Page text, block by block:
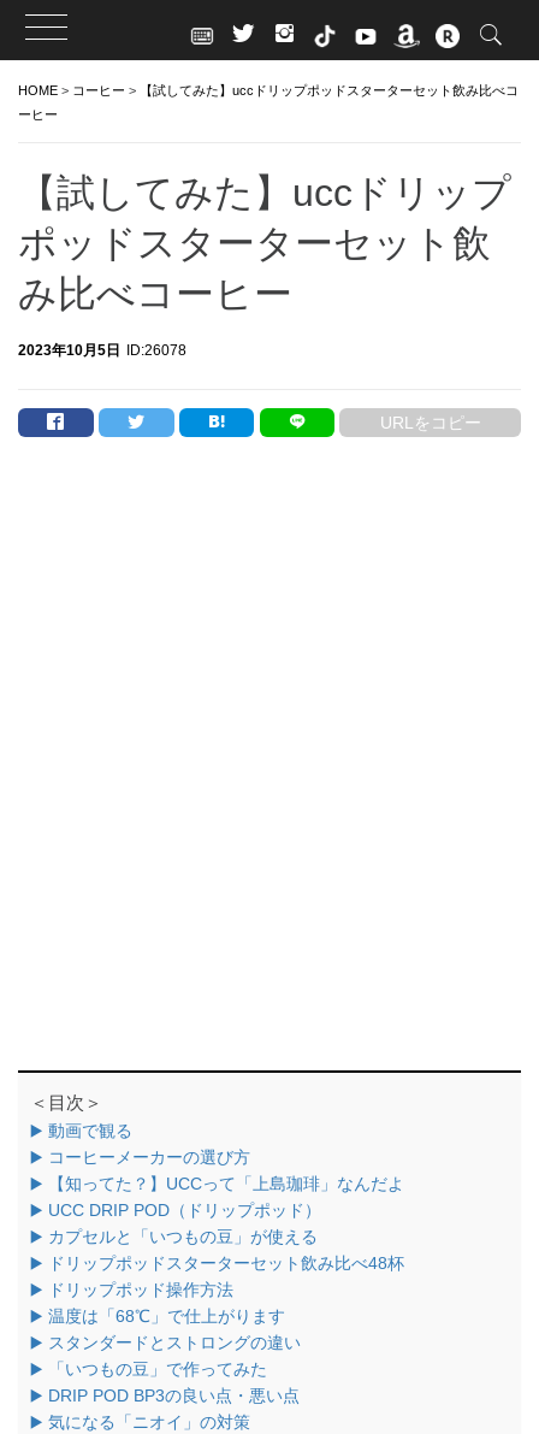
HOME > コーヒー >
【試してみた】uccドリップポッドスターターセット飲み比べコ
ーヒー
【試してみた】uccドリップ
ポッドスターターセット飲
み比べコーヒー
2023年10月5日 ID:26078
URLをコピー
＜目次＞
▶️ 動画で観る
▶️ コーヒーメーカーの選び方
▶️ 【知ってた？】UCCって「上島珈琲」なんだよ
▶️ UCC DRIP POD（ドリップポッド）
▶️ カプセルと「いつもの豆」が使える
▶️ ドリップポッドスターターセット飲み比べ48杯
▶️ ドリップポッド操作方法
▶️ 温度は「68℃」で仕上がります
▶️ スタンダードとストロングの違い
▶️ 「いつもの豆」で作ってみた
▶️ DRIP POD BP3の良い点・悪い点
▶️ 気になる「ニオイ」の対策